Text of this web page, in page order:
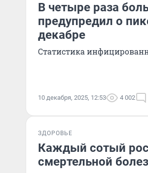
В четыре раза
предупредил о
декабре
Статистика
10 декабря, 2025, 12:53 4 002
ЗДОРОВЬЕ
Каждый сотый
смертельной